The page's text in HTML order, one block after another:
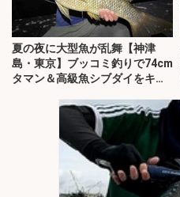
夏の夜に大型魚が乱舞【神津
島・東京】ブッコミ釣りで74cm
タマン＆高級魚シブダイをキャ